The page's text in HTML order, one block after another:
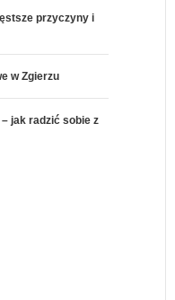
przyczyny i
w Zgierzu
jak radzić sobie z